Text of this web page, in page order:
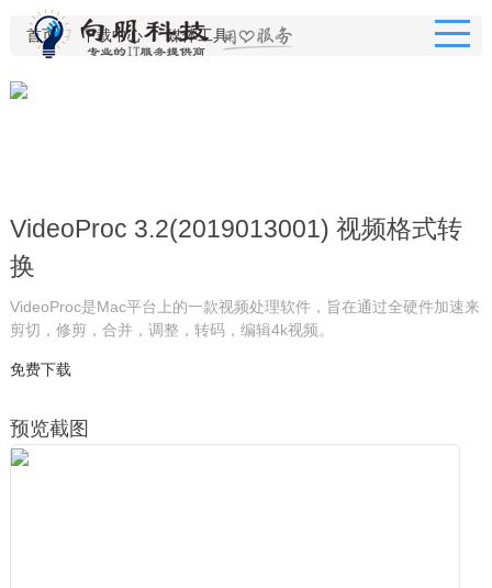
首页 下载中心 媒体工具
VideoProc 3.2(2019013001) 视频格式转
换
VideoProc是Mac平台上的一款视频处理软件，旨在通过全硬件加速来
剪切，修剪，合并，调整，转码，编辑4k视频。
免费下载
预览截图